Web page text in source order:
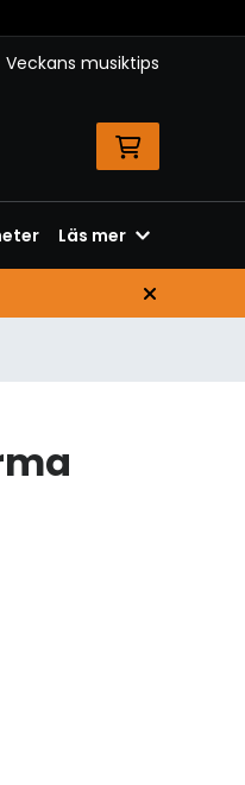
Veckans musiktips
Läs mer